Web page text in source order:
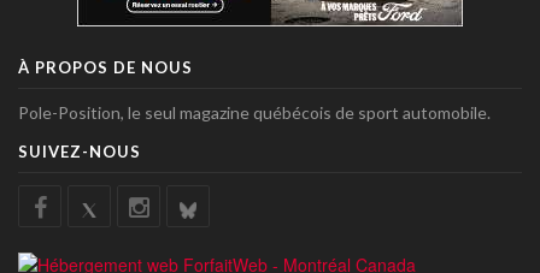
À PROPOS DE NOUS
Pole-Position, le seul magazine québécois de sport automobile.
SUIVEZ-NOUS